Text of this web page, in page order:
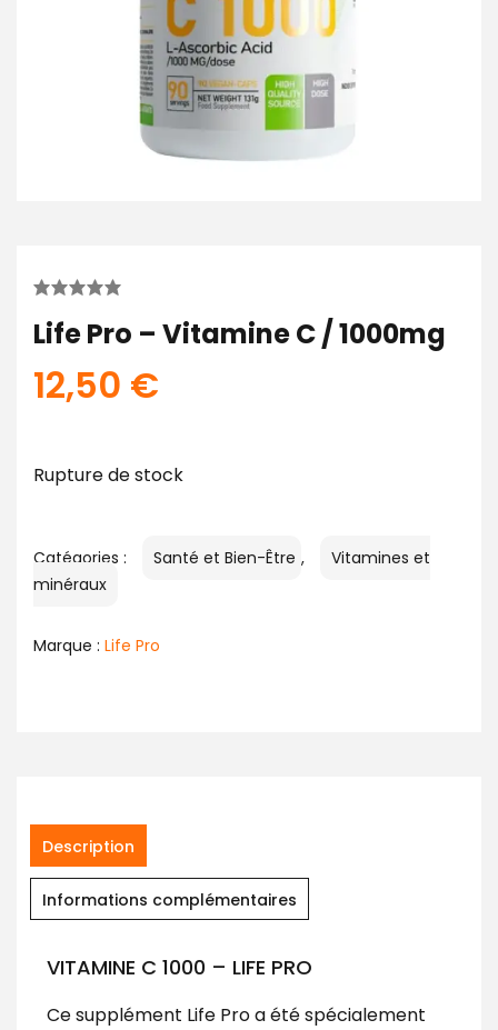
Life Pro – Vitamine C / 1000mg
12,50 €
Rupture de stock
Catégories : Santé et Bien-Être ,
Vitamines et
minéraux
Marque : Life Pro
Description
Informations complémentaires
VITAMINE C 1000 – LIFE PRO
Ce supplément Life Pro a été spécialement